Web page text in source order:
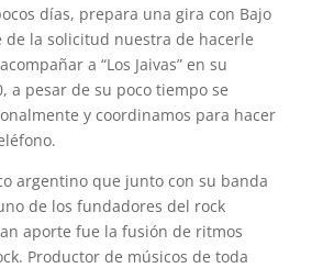
días, prepara una gira con Bajo
de la solicitud nuestra de hacerle
a “Los Jaivas” en su
a pesar de su poco tiempo se
y coordinamos para hacer
argentino que junto con su banda
de los fundadores del rock
aporte fue la fusión de ritmos
Productor de músicos de toda